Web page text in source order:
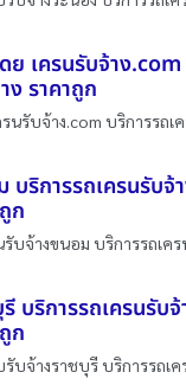
ย เครนรับจ้าง
ง ราคาถูก
นรับจ้าง.com บริการรถเ
ริการรถเครนรับจ้า
ก
บจ้างขนอม บริการรถเคร
บริการรถเครนรับจ้
ก
บจ้างราชบุรี บริการรถเค